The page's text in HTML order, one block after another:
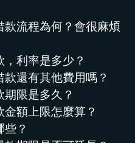
流程為何？會很麻煩
利率是多少？
還有其他費用嗎？
限是多久？
額上限怎麼算？
？